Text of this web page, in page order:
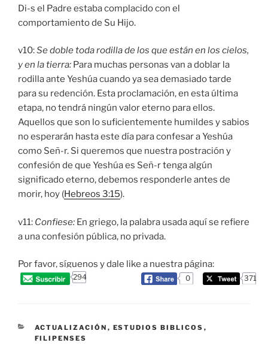
Di-s el Padre estaba complacido con el
comportamiento de Su Hijo.
v10:Se doble toda rodilla de los que están en los cielos,
y en la tierra: Para muchas personas van a doblar la
rodilla ante Yeshúa cuando ya sea demasiado tarde
para su redención. Esta proclamación, en esta última
etapa, no tendrá ningún valor eterno para ellos.
Aquellos que son lo suficientemente humildes y sabios
no esperarán hasta este día para confesar a Yeshúa
como Señ-r. Si queremos que nuestra postración y
confesión de que Yeshúa es Señ-r tenga algún
significado eterno, debemos responderle antes de
morir, hoy (Hebreos 3:15).
v11: Confiese: En griego, la palabra usada aquí se refiere
a una confesión pública, no privada.
Por favor, síguenos y dale like a nuestra página:
294 0 371
CATEGORIES
ACTUALIZACIÓN , ESTUDIOS BIBLICOS ,
FILIPENSES